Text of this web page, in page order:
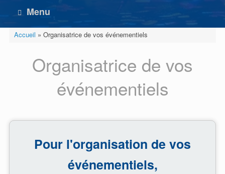
Menu
Accueil » Organisatrice de vos événementiels
Organisatrice de vos
événementiels
Pour l'organisation de vos
événementiels,